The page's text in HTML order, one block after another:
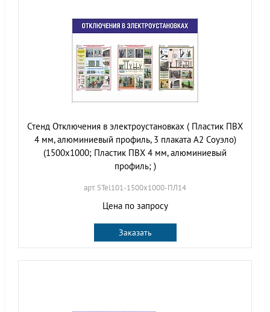
Стенд Отключения в электроустановках ( Пластик ПВХ
4 мм, алюминиевый профиль, 3 плаката А2 Соуэло)
(1500х1000; Пластик ПВХ 4 мм, алюминиевый
профиль; )
арт. STel101-1500х1000-ПЛ14
Цена по запросу
Заказать